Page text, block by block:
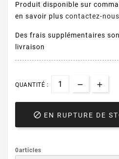
Produit disponible sur
en savoir plus contactez-
Des frais supplémentaires
livraison
QUANTITÉ :
 EN RUPTURE DE
0articles